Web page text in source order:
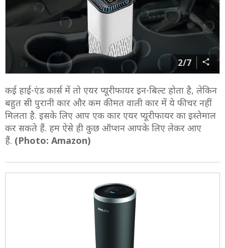
2/7
कई हाई-एंड कार्स में तो एयर प्यूरीफायर इन-बिल्ट होता है, लेकिन
बहुत सी पुरानी कार और कम कीमत वाली कार में ये फीचर नहीं
मिलता है. इसके लिए आप एक कार एयर प्यूरीफायर का इस्तेमाल
कर सकते हैं. हम ऐसे ही कुछ ऑप्शन आपके लिए लेकर आए
हैं. (Photo: Amazon)